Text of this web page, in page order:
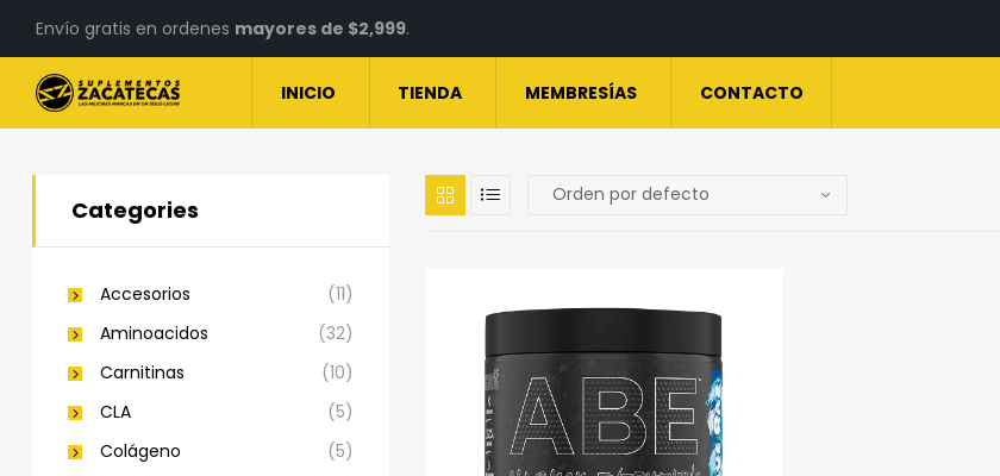
Envío gratis en ordenes mayores de $2,999.
INICIO TIENDA MEMBRESÍAS CONTACTO
Categories
Accesorios
(11)
Aminoacidos
(32)
Carnitinas
(10)
CLA
(5)
Colágeno
(5)